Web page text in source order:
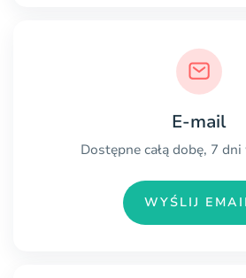
E-mail
Dostępne całą dobę, 7
WYŚLIJ